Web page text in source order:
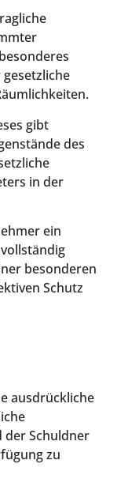
gibt
des
in der
ein
besonderen
Schutz
ausdrückliche
der Schuldner
zu